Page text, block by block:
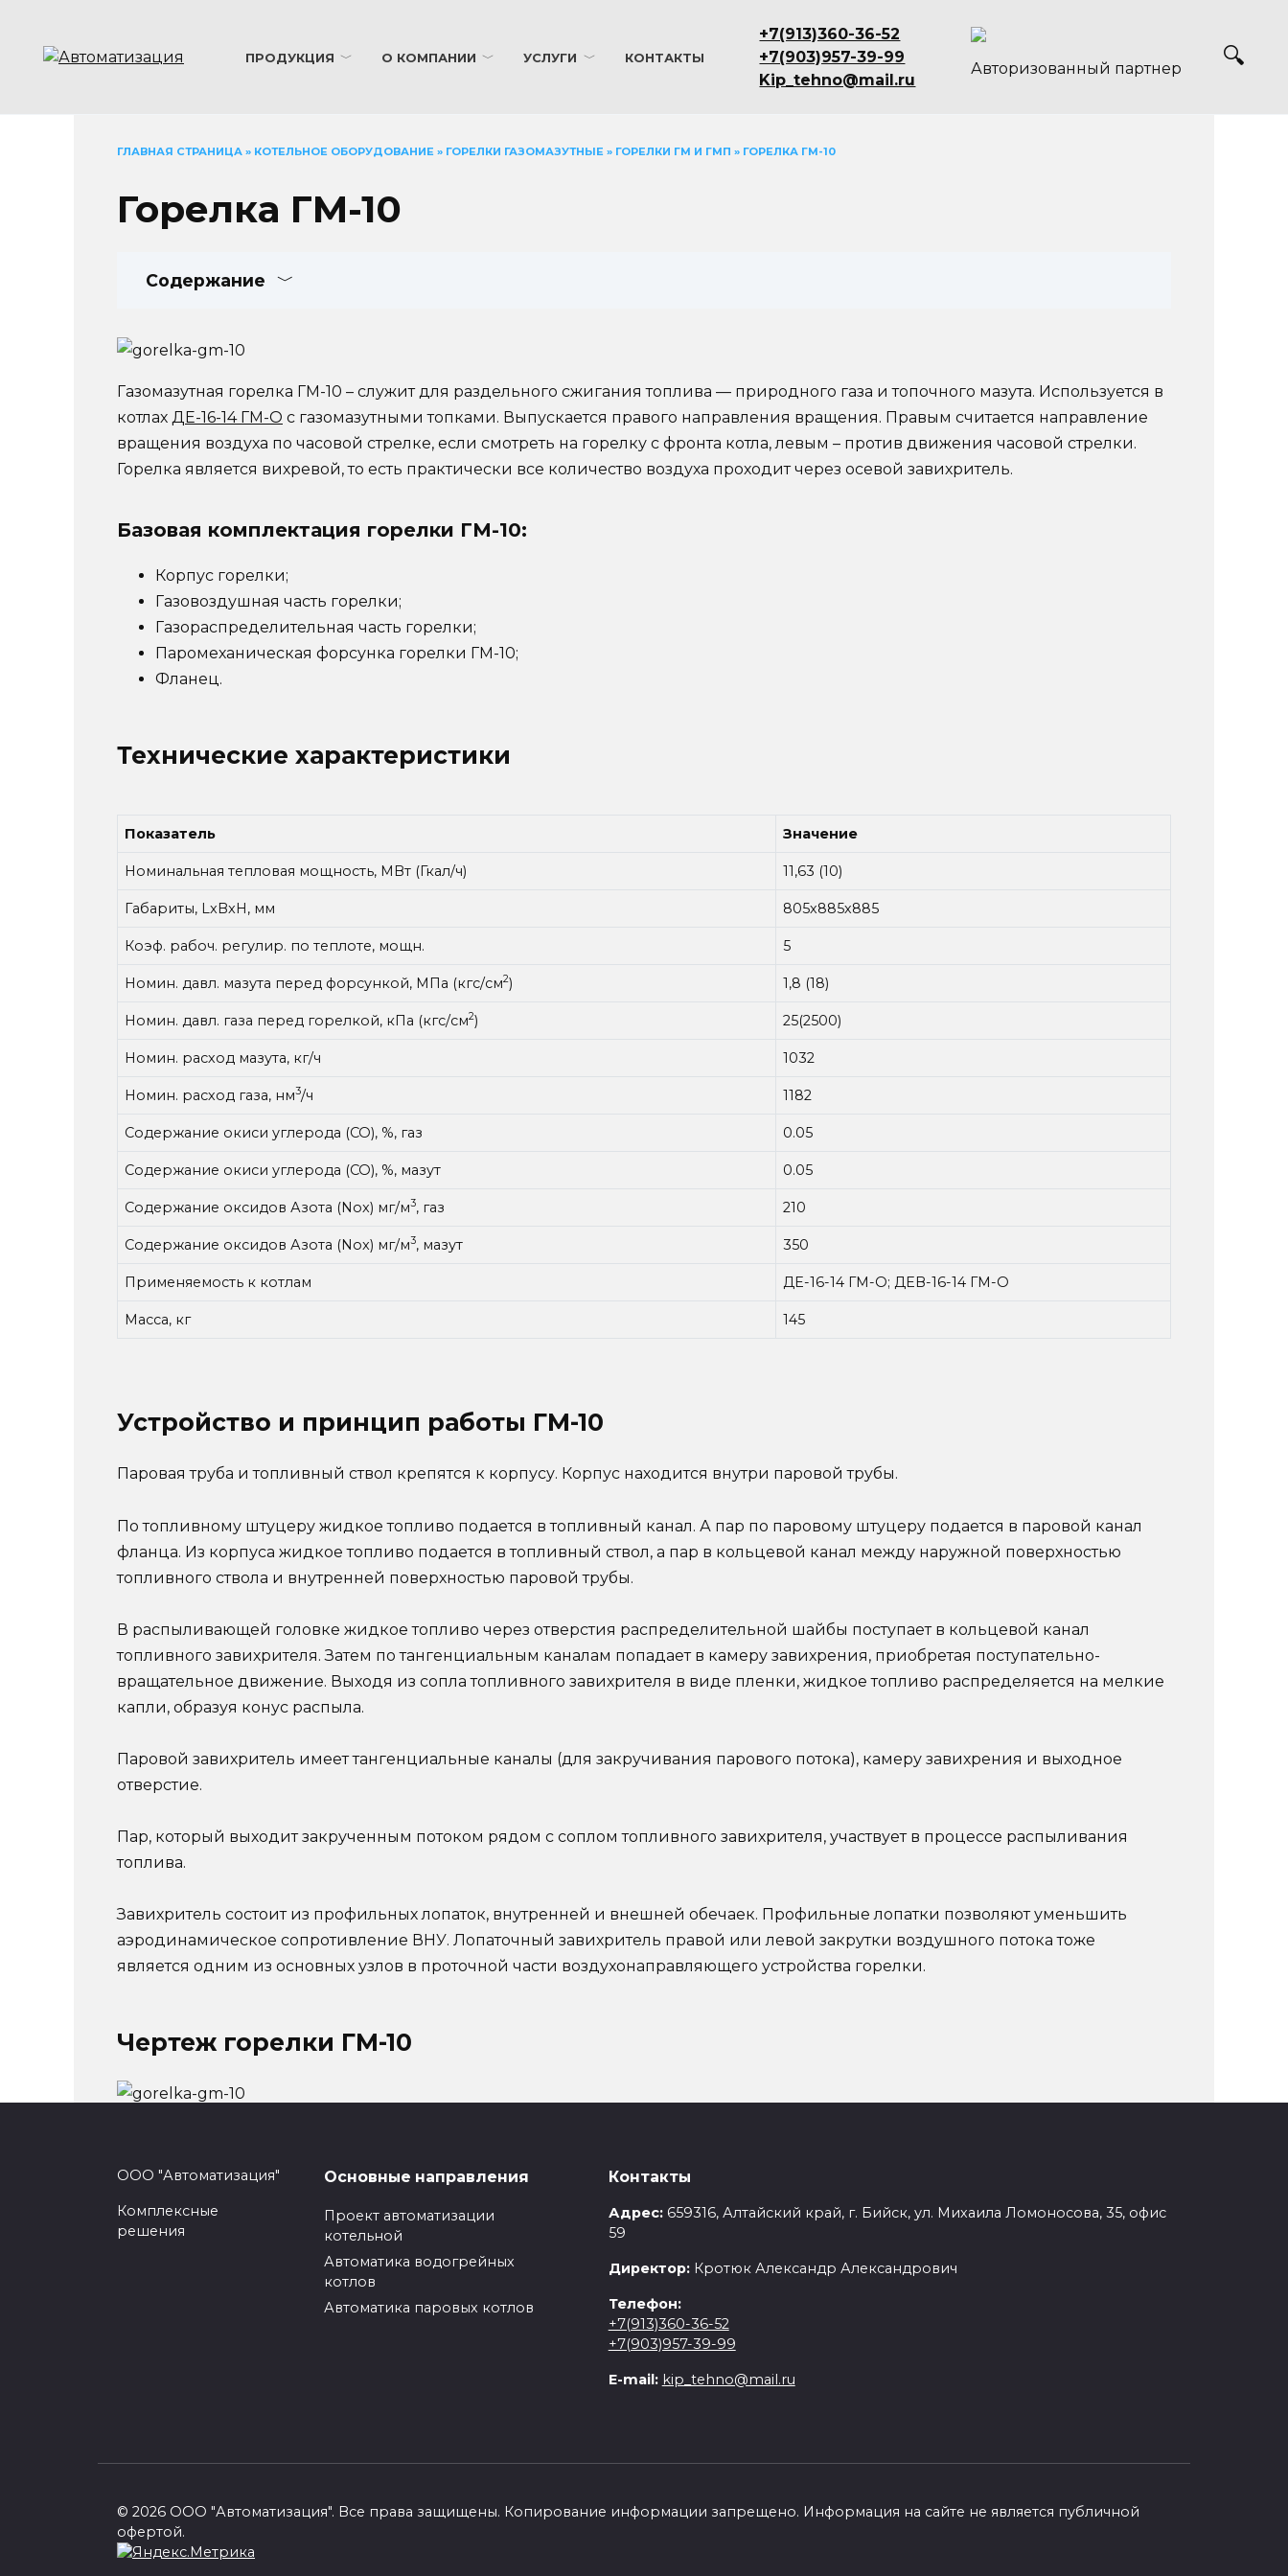
содержанию
ПРОДУКЦИЯ О КОМПАНИИ УСЛУГИ КОНТАКТЫ
+7(913)360-36-52
+7(903)957-39-99
Kip_tehno@mail.ru
Авторизованный партнер
ГЛАВНАЯ СТРАНИЦА » КОТЕЛЬНОЕ ОБОРУДОВАНИЕ » ГОРЕЛКИ ГАЗОМАЗУТНЫЕ » ГОРЕЛКИ ГМ И ГМП » ГОРЕЛКА ГМ-10
Горелка ГМ-10
Содержание
Газомазутная горелка ГМ-10 – служит для раздельного сжигания топлива — природного газа и топочного мазута. Используется в
котлах ДЕ-16-14 ГМ-О с газомазутными топками. Выпускается правого направления вращения. Правым считается направление
вращения воздуха по часовой стрелке, если смотреть на горелку с фронта котла, левым – против движения часовой стрелки.
Горелка является вихревой, то есть практически все количество воздуха проходит через осевой завихритель.
Базовая комплектация горелки ГМ-10:
Корпус горелки;
Газовоздушная часть горелки;
Газораспределительная часть горелки;
Паромеханическая форсунка горелки ГМ-10;
Фланец.
Технические характеристики
Показатель Значение
Номинальная тепловая мощность, МВт (Гкал/ч) 11,63 (10)
Габариты, LxBxH, мм 805х885х885
Коэф. рабоч. регулир. по теплоте, мощн. 5
Номин. давл. мазута перед форсункой, МПа (кгс/см2) 1,8 (18)
Номин. давл. газа перед горелкой, кПа (кгс/см2) 25(2500)
Номин. расход мазута, кг/ч 1032
Номин. расход газа, нм3/ч 1182
Содержание окиси углерода (СО), %, газ 0.05
Содержание окиси углерода (СО), %, мазут 0.05
Содержание оксидов Азота (Nox) мг/м3, газ 210
Содержание оксидов Азота (Nox) мг/м3, мазут 350
Применяемость к котлам ДЕ-16-14 ГМ-О; ДЕВ-16-14 ГМ-О
Масса, кг 145
Устройство и принцип работы ГМ-10
Паровая труба и топливный ствол крепятся к корпусу. Корпус находится внутри паровой трубы.
По топливному штуцеру жидкое топливо подается в топливный канал. А пар по паровому штуцеру подается в паровой канал
фланца. Из корпуса жидкое топливо подается в топливный ствол, а пар в кольцевой канал между наружной поверхностью
топливного ствола и внутренней поверхностью паровой трубы.
В распыливающей головке жидкое топливо через отверстия распределительной шайбы поступает в кольцевой канал
топливного завихрителя. Затем по тангенциальным каналам попадает в камеру завихрения, приобретая поступательно-
вращательное движение. Выходя из сопла топливного завихрителя в виде пленки, жидкое топливо распределяется на мелкие
капли, образуя конус распыла.
Паровой завихритель имеет тангенциальные каналы (для закручивания парового потока), камеру завихрения и выходное
отверстие.
Пар, который выходит закрученным потоком рядом с соплом топливного завихрителя, участвует в процессе распыливания
топлива.
Завихритель состоит из профильных лопаток, внутренней и внешней обечаек. Профильные лопатки позволяют уменьшить
аэродинамическое сопротивление ВНУ. Лопаточный завихритель правой или левой закрутки воздушного потока тоже
является одним из основных узлов в проточной части воздухонаправляющего устройства горелки.
Чертеж горелки ГМ-10
Аналогичное оборудование
Горелка ГМ-2,5
ООО "Автоматизация"
Комплексные
решения
Основные направления
Проект автоматизации
котельной
Автоматика водогрейных
котлов
Автоматика паровых котлов
Контакты
Адрес:659316, Алтайский край, г. Бийск, ул. Михаила Ломоносова, 35, офис
59
Директор:Кротюк Александр Александрович
Телефон:
+7(913)360-36-52
+7(903)957-39-99
E-mail: kip_tehno@mail.ru
© 2026 ООО "Автоматизация". Все права защищены. Копирование информации запрещено. Информация на сайте не является публичной
офертой.